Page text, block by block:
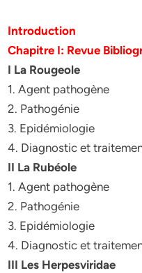
Introduction
Chapitre I: Revue
I La Rougeole
1. Agent pathogène
2. Pathogénie
3. Epidémiologie
4. Diagnostic et
II La Rubéole
1. Agent pathogène
2. Pathogénie
3. Epidémiologie
4. Diagnostic et
III Les Herpesviridae